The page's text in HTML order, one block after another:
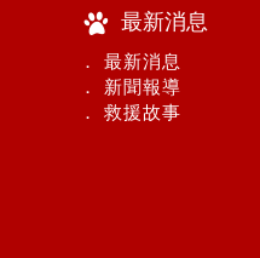
最新消息
． 最新消息
． 新聞報導
． 救援故事